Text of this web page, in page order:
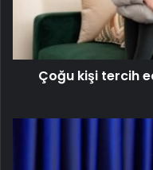
Çoğu kişi tercih